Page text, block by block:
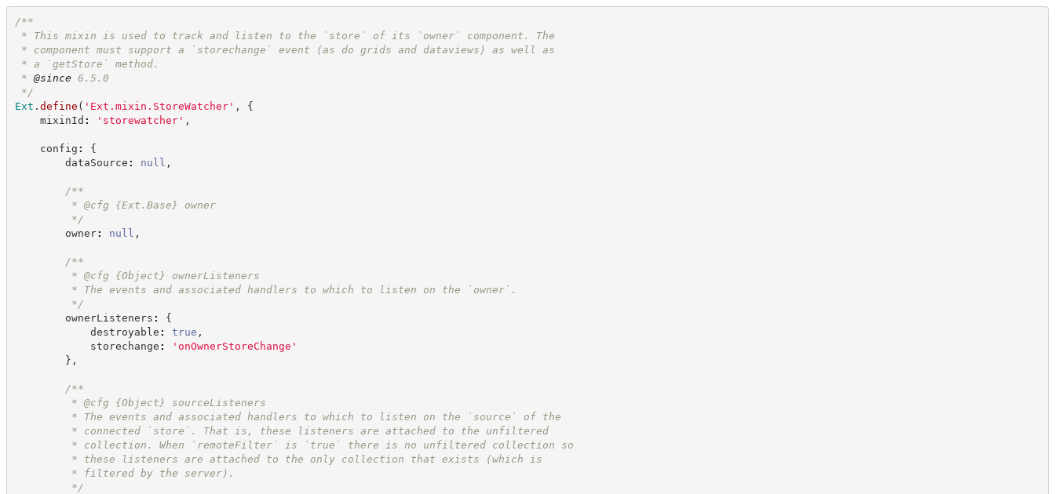
/**
* This mixin is used to track and listen to the `store` of its `owner` component. The
* component must support a `storechange` event (as do grids and dataviews) as well as
* a `getStore` method.
* @since 6.5.0
*/
Ext . define ( ' Ext.mixin.StoreWatcher' ,
{
mixinId : ' storewatcher' ,
config :
{
dataSource : null ,
/**
* @cfg {Ext.Base}
owner
*/
owner: null ,
/**
* @cfg {Object}
ownerListeners
* The events and associated handlers to which to listen on the `owner`.
*/
ownerListeners :
{
destroyable : true ,
storechange : ' onOwnerStoreChange '
} ,
/**
* @cfg {Object}
sourceListeners
* The events and associated handlers to which to listen on the `source` of the
* connected `store`. That is, these listeners are attached to the unfiltered
* collection. When `remoteFilter` is `true` there is no unfiltered collection so
* these listeners are attached to the only collection that exists (which is
* filtered by the server).
*/